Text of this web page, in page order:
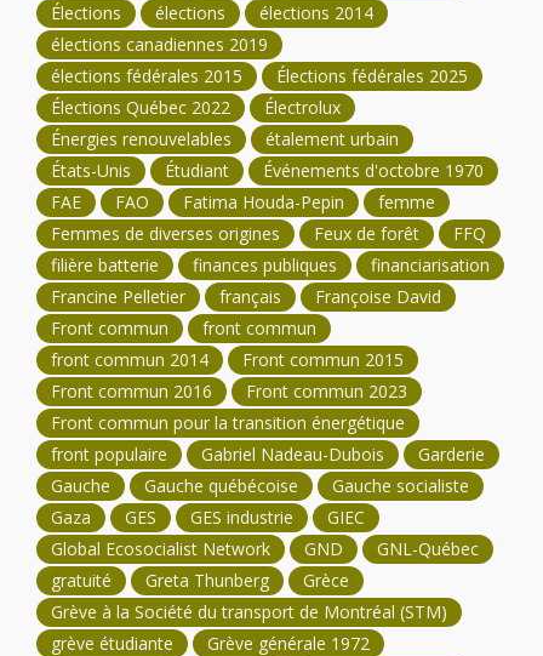
Élections
élections
élections 2014
élections canadiennes 2019
élections fédérales 2015
Élections fédérales 2025
Élections Québec 2022
Électrolux
Énergies renouvelables
étalement urbain
États-Unis
Étudiant
Événements d'octobre 1970
FAE
FAO Fatima Houda-Pepin
femme
Femmes de diverses origines
Feux de forêt
FFQ
filière batterie
finances publiques
financiarisation
Francine Pelletier
français
Françoise David
Front commun
front commun
front commun 2014
Front commun 2015
Front commun 2016
Front commun 2023
Front commun pour la transition énergétique
front populaire
Gabriel Nadeau-Dubois
Garderie
Gauche
Gauche québécoise
Gauche socialiste
Gaza
GES GES industrie
GIEC
Global Ecosocialist Network
GND
GNL-Québec
gratuité
Greta Thunberg
Grèce
Grève à la Société du transport de Montréal (STM)
grève étudiante
Grève générale 1972